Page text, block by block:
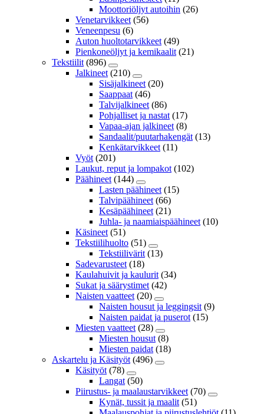
Moottoriöljyt autoihin (26)
Venetarvikkeet (56)
Veneenpesu (6)
Auton huoltotarvikkeet (49)
Pienkoneöljyt ja kemikaalit (21)
Tekstiilit (896)
Jalkineet (210)
Sisäjalkineet (20)
Saappaat (46)
Talvijalkineet (86)
Pohjalliset ja nastat (17)
Vapaa-ajan jalkineet (8)
Sandaalit/puutarhakengät (13)
Kenkätarvikkeet (11)
Vyöt (201)
Laukut, reput ja lompakot (102)
Päähineet (144)
Lasten päähineet (15)
Talvipäähineet (66)
Kesäpäähineet (21)
Juhla- ja naamiaispäähineet (10)
Käsineet (51)
Tekstiilihuolto (51)
Tekstiilivärit (13)
Sadevarusteet (18)
Kaulahuivit ja kaulurit (34)
Sukat ja säärystimet (42)
Naisten vaatteet (20)
Naisten housut ja leggingsit (9)
Naisten paidat ja puserot (15)
Miesten vaatteet (28)
Miesten housut (8)
Miesten paidat (18)
Askartelu ja Käsityöt (496)
Käsityöt (78)
Langat (50)
Piirustus- ja maalaustarvikkeet (70)
Kynät, tussit ja maalit (51)